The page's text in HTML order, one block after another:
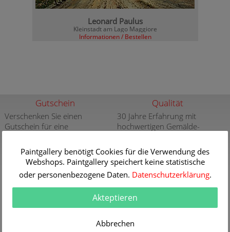
Leonard Paulus
Kleinstadt am Lago Maggiore
Informationen / Bestellen
Gutschein
Verschenken Sie einen
Gutschein für eine
weitere Infos
Qualität
30 Jahre Erfahrung mit
hochwertigen Gemälde-
weitere Infos
Aktuelle und neue
Gemälde
Aktuelle und neue Gemälde
der großen Meister in der
weitere Infos
Sicherheit
weitere Infos
Paintgallery benötigt Cookies für die Verwendung des
Webshops. Paintgallery speichert keine statistische
oder personenbezogene Daten. Datenschutzerklärung.
Akteptieren
Abbrechen